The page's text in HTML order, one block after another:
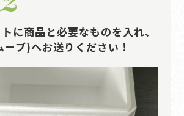
に商品と必要なものを入れ、
ブ)へお送りください！